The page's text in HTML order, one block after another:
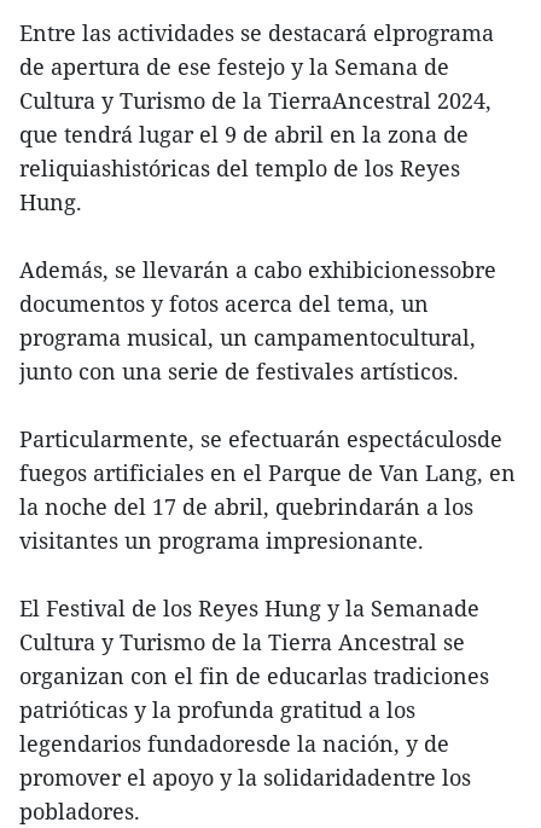
Entre las actividades se destacará elprograma
de apertura de ese festejo y la Semana de
Cultura y Turismo de la TierraAncestral 2024,
que tendrá lugar el 9 de abril en la zona de
reliquiashistóricas del templo de los Reyes
Hung.
Además, se llevarán a cabo exhibicionessobre
documentos y fotos acerca del tema, un
programa musical, un campamentocultural,
junto con una serie de festivales artísticos.
Particularmente, se efectuarán espectáculosde
fuegos artificiales en el Parque de Van Lang, en
la noche del 17 de abril, quebrindarán a los
visitantes un programa impresionante.
El Festival de los Reyes Hung y la Semanade
Cultura y Turismo de la Tierra Ancestral se
organizan con el fin de educarlas tradiciones
patrióticas y la profunda gratitud a los
legendarios fundadoresde la nación, y de
promover el apoyo y la solidaridadentre los
pobladores.